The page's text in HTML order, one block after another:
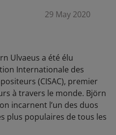
29 May 2020
Ulvaeus a été élu
Internationale des
(CISAC), premier
à travers le monde. Björn
incarnent l’un des duos
plus populaires de tous les